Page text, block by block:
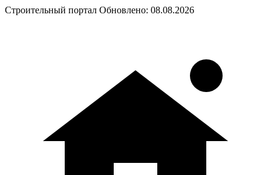
Строительный портал Обновлено: 08.08.2026